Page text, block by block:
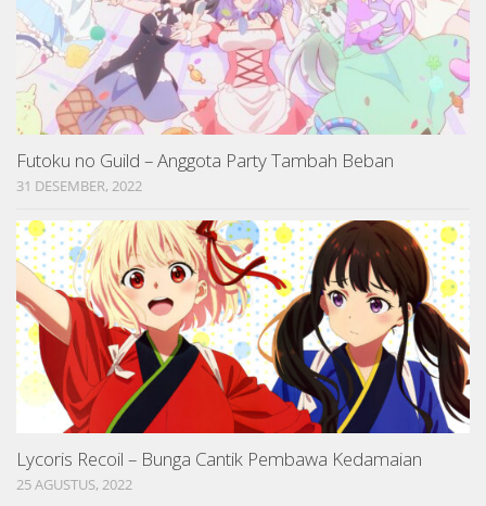
Futoku no Guild – Anggota Party Tambah Beban
31 DESEMBER, 2022
Lycoris Recoil – Bunga Cantik Pembawa Kedamaian
25 AGUSTUS, 2022